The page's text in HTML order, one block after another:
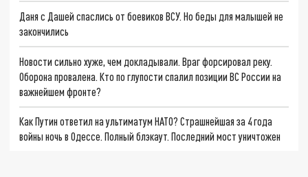
Даня с Дашей спаслись от боевиков ВСУ. Но беды для малышей не
закончились
Новости сильно хуже, чем докладывали. Враг форсировал реку.
Оборона провалена. Кто по глупости спалил позиции ВС России на
важнейшем фронте?
Как Путин ответил на ультиматум НАТО? Страшнейшая за 4 года
войны ночь в Одессе. Полный блэкаут. Последний мост уничтожен